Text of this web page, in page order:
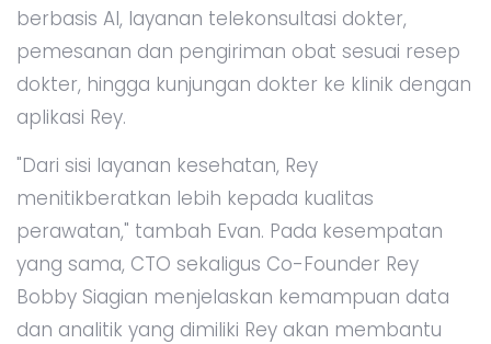
berbasis AI, layanan telekonsultasi dokter,
pemesanan dan pengiriman obat sesuai resep
dokter, hingga kunjungan dokter ke klinik dengan
aplikasi Rey.
"Dari sisi layanan kesehatan, Rey
menitikberatkan lebih kepada kualitas
perawatan," tambah Evan. Pada kesempatan
yang sama, CTO sekaligus Co-Founder Rey
Bobby Siagian menjelaskan kemampuan data
dan analitik yang dimiliki Rey akan membantu